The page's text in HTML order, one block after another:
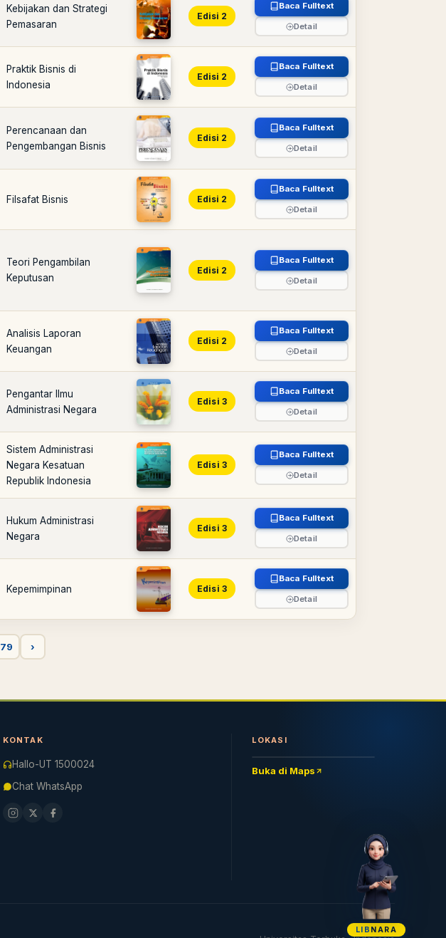
Kebijakan dan Strategi
Pemasaran
Edisi 2
Baca Fulltext
Detail
Praktik Bisnis di
Indonesia
Edisi 2
Baca Fulltext
Detail
Perencanaan dan
Pengembangan Bisnis
Edisi 2
Baca Fulltext
Detail
Filsafat Bisnis Edisi 2
Baca Fulltext
Detail
Teori Pengambilan
Keputusan
Edisi 2
Baca Fulltext
Detail
Analisis Laporan
Keuangan
Edisi 2
Baca Fulltext
Detail
Pengantar Ilmu
Administrasi Negara
Edisi 3
Baca Fulltext
Detail
Sistem Administrasi
Negara Kesatuan
Republik Indonesia
Edisi 3
Baca Fulltext
Detail
Hukum Administrasi
Negara
Edisi 3
Baca Fulltext
Detail
Kepemimpinan Edisi 3
Baca Fulltext
Detail
79 ›
KONTAK
Hallo-UT 1500024
Chat WhatsApp
LOKASI
Buka di Maps
LIB NARA